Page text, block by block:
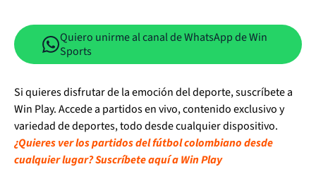
Quiero unirme al canal de WhatsApp de Win
Sports
Si quieres disfrutar de la emoción del deporte, suscríbete a
Win Play. Accede a partidos en vivo, contenido exclusivo y
variedad de deportes, todo desde cualquier dispositivo.
¿Quieres ver los partidos del fútbol colombiano desde
cualquier lugar? Suscríbete aquí a Win Play